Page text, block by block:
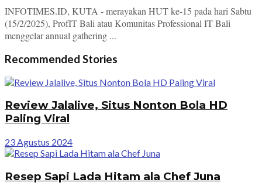
INFOTIMES.ID, KUTA - merayakan HUT ke-15 pada hari Sabtu
(15/2/2025), ProfIT Bali atau Komunitas Professional IT Bali
menggelar annual gathering ...
Recommended Stories
Review Jalalive, Situs Nonton Bola HD
Paling Viral
23 Agustus 2024
Resep Sapi Lada Hitam ala Chef Juna